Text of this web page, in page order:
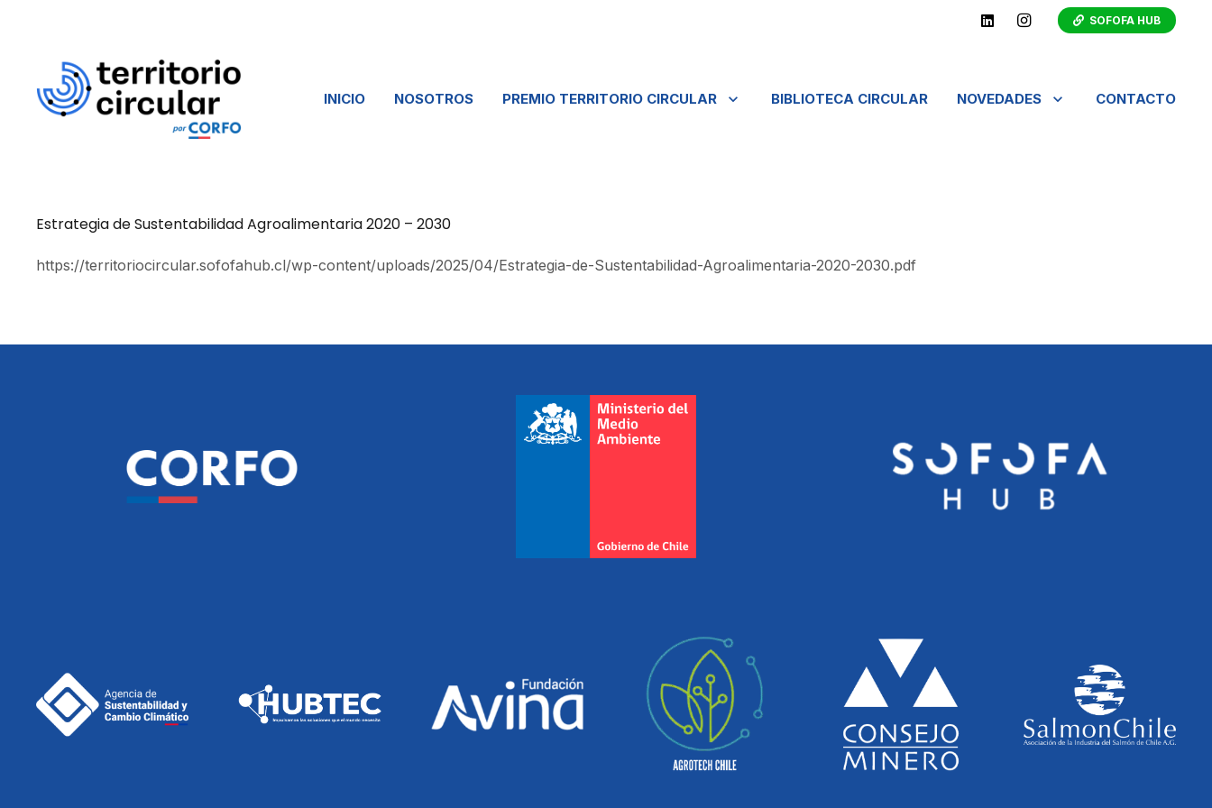
SOFOFA HUB
INICIO NOSOTROS PREMIO TERRITORIO CIRCULAR BIBLIOTECA CIRCULAR NOVEDADES CONTACTO
Estrategia de Sustentabilidad Agroalimentaria 2020 – 2030
https://territoriocircular.sofofahub.cl/wp-content/uploads/2025/04/Estrategia-de-Sustentabilidad-Agroalimentaria-2020-2030.pdf